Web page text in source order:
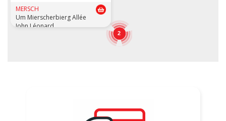
MERSCH
Um Mierscherbierg Allée
John Léonard
2